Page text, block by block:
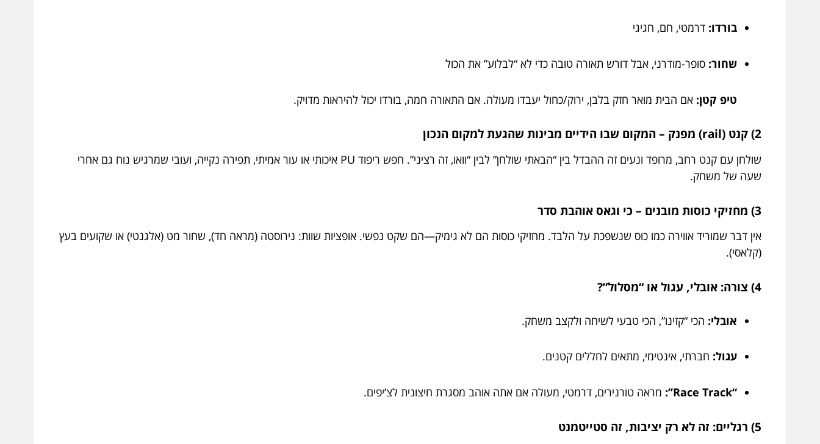
בורדו: דרמטי, חם, חגיגי
שחור: סופר-מודרני, אבל דורש תאורה טובה כדי לא “לבלוע” את הכול
טיפ קטן: אם הבית מואר חזק בלבן, ירוק/כחול יעבדו מעולה. אם התאורה חמה, בורדו יכול להיראות מדויק.
2) קנט (rail) מפנק – המקום שבו הידיים מבינות שהגעת למקום הנכון
שולחן עם קנט רחב, מרופד ונעים זה ההבדל בין “הבאתי שולחן” לבין “וואו, זה רציני”. חפש ריפוד PU איכותי או עור אמיתי, תפירה נקייה, ועובי שמרגיש נוח גם אחרי
שעה של משחק.
3) מחזיקי כוסות מובנים – כי וגאס אוהבת סדר
אין דבר שמוריד אווירה כמו כוס שנשפכת על הלבד. מחזיקי כוסות הם לא גימיק—הם שקט נפשי. אופציות שוות: נירוסטה (מראה חד), שחור מט (אלגנטי) או שקועים בעץ
(קלאסי).
4) צורה: אובלי, עגול או “מסלול”?
אובלי: הכי “קזינו”, הכי טבעי לשיחה ולקצב משחק.
עגול: חברתי, אינטימי, מתאים לחללים קטנים.
“Race Track”: מראה טורנירים, דרמטי, מעולה אם אתה אוהב מסגרת חיצונית לצ’יפים.
5) רגליים: זה לא רק יציבות, זה סטייטמנט